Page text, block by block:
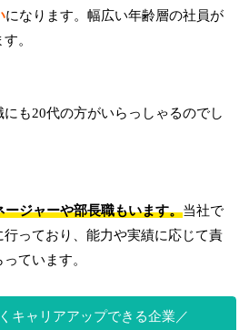
になります。幅広い年齢層の社員が
。
も20代の方がいらっしゃるのでし
ージャーや部長職もいます。当社で
っており、能力や実績に応じて責
ています。
キャリアアップできる企業